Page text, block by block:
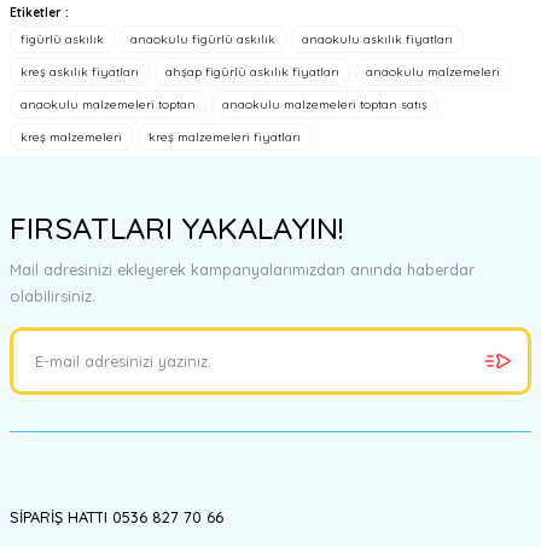
Bu ürünün fiyat bilgisi, resim, ürün açıklamalarında ve diğer
konularda yetersiz gördüğünüz noktaları öneri formunu kullanarak
tarafımıza iletebilirsiniz.
Ürün bilgilerinde hatalar bulunuyor.
Bu ürüne benzer farklı alternatifler olmalı.
Etiketler :
figürlü askılık
anaokulu figürlü askılık anaokulu askılık fiyatları
kreş askılık fiyatları ahşap figürlü askılık fiyatları anaokulu malzemeleri
anaokulu malzemeleri toptan anaokulu malzemeleri toptan satış
kreş malzemeleri kreş malzemeleri fiyatları
FIRSATLARI YAKALAYIN!
Mail adresinizi ekleyerek kampanyalarımızdan anında haberdar
olabilirsiniz.
SİPARİŞ HATTI 0536 827 70 66